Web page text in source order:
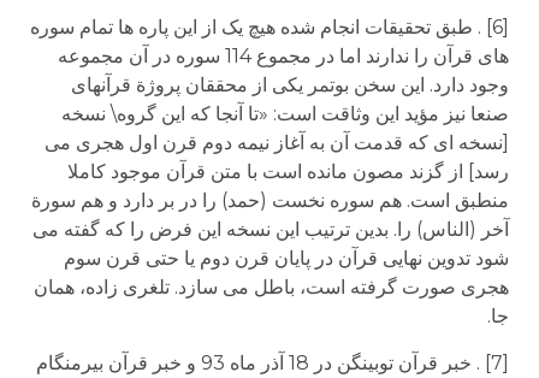
[6] . طبق تحقیقات انجام شده هیچ یک از این پاره ها تمام سوره
های قرآن را ندارند اما در مجموع 114 سوره در آن مجموعه
وجود دارد. این سخن بوتمر یکی از محققان پروژة قرآنهای
صنعا نیز مؤید این وثاقت است: «تا آنجا که این گروه\ نسخه
[نسخه ای که قدمت آن به آغاز نیمه دوم قرن اول هجری می
رسد] از گزند مصون مانده است با متن قرآن موجود کاملا
منطبق است. هم سوره نخست (حمد) را در بر دارد و هم سورة
آخر (الناس) را. بدین ترتیب این نسخه این فرض را که گفته می
شود تدوین نهایی قرآن در پایان قرن دوم یا حتی قرن سوم
هجری صورت گرفته است، باطل می سازد. تلغری زاده، همان
جا.
[7] . خبر قرآن توبینگن در 18 آذر ماه 93 و خبر قرآن بیرمنگام